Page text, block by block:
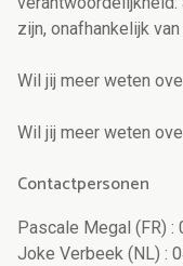
zijn, onafhankelijk
Wil jij meer weten
Wil jij meer weten
Contactpersonen
Pascale Megal (FR) :
Joke Verbeek (NL) :